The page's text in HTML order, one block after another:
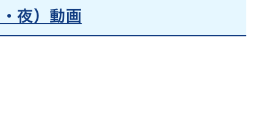
夜）動画